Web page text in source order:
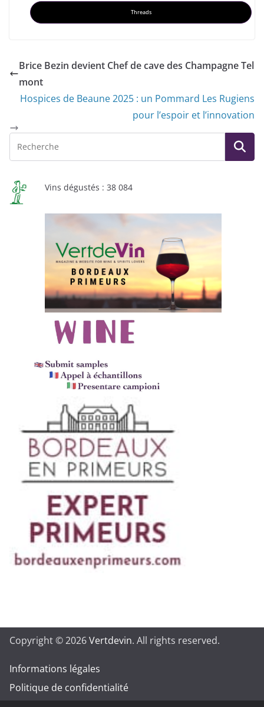
Threads
Brice Bezin devient Chef de cave des Champagne Tel
mont
Hospices de Beaune 2025 : un Pommard Les Rugiens
pour l’espoir et l’innovation
Vins dégustés : 38 084
Copyright © 2026Vertdevin. All rights reserved.
Informations légales
Politique de confidentialité